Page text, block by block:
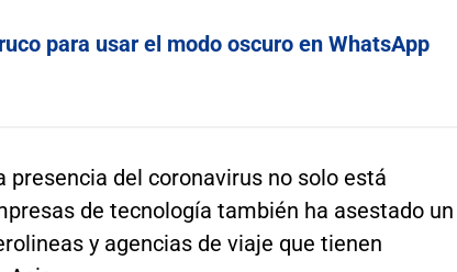
para usar el modo oscuro en WhatsApp
presencia del coronavirus no solo está
de tecnología también ha asestado un
y agencias de viaje que tienen